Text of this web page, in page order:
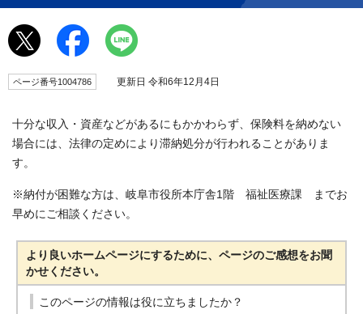
ページ番号1004786 更新日 令和6年12月4日
十分な収入・資産などがあるにもかかわらず、保険料を納めない
場合には、法律の定めにより滞納処分が行われることがありま
す。
※納付が困難な方は、岐阜市役所本庁舎1階 福祉医療課 までお
早めにご相談ください。
より良いホームページにするために、ページのご感想をお聞
かせください。
このページの情報は役に立ちましたか？